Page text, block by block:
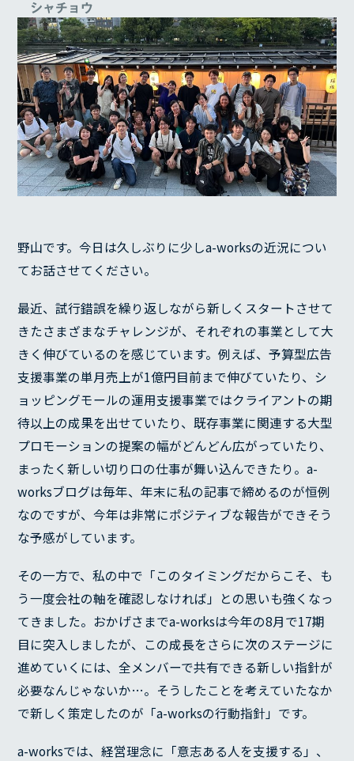
シャチョウ
野山です。今日は久しぶりに少しa-worksの近況につい
てお話させてください。
最近、試行錯誤を繰り返しながら新しくスタートさせて
きたさまざまなチャレンジが、それぞれの事業として大
きく伸びているのを感じています。例えば、予算型広告
支援事業の単月売上が1億円目前まで伸びていたり、シ
ョッピングモールの運用支援事業ではクライアントの期
待以上の成果を出せていたり、既存事業に関連する大型
プロモーションの提案の幅がどんどん広がっていたり、
まったく新しい切り口の仕事が舞い込んできたり。a-
worksブログは毎年、年末に私の記事で締めるのが恒例
なのですが、今年は非常にポジティブな報告ができそう
な予感がしています。
その一方で、私の中で「このタイミングだからこそ、も
う一度会社の軸を確認しなければ」との思いも強くなっ
てきました。おかげさまでa-worksは今年の8月で17期
目に突入しましたが、この成長をさらに次のステージに
進めていくには、全メンバーで共有できる新しい指針が
必要なんじゃないか…。そうしたことを考えていたなか
で新しく策定したのが「a-worksの行動指針」です。
a-worksでは、経営理念に「意志ある人を支援する」、